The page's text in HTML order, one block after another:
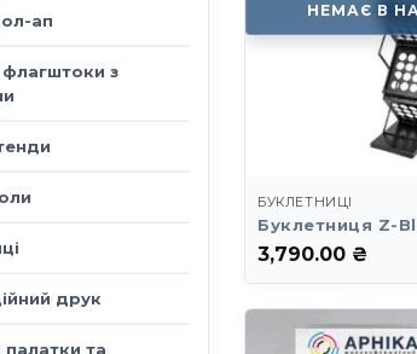
ап
флагштоки з
друк
палатки та
НЕМАЄ В
БУКЛЕТНИЦІ
Буклетниця Z-
3,790.00 ₴